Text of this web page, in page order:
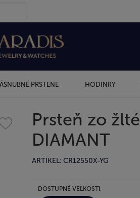
PRSTENE HODINKY
Prsteň zo
DIAMANT
ARTIKEL: CR12550X-YG
DOSTUPNÉ VEĽKOSTI: